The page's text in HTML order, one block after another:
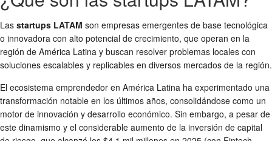
Las startups LATAM son empresas emergentes de base tecnológica
o innovadora con alto potencial de crecimiento, que operan en la
región de América Latina y buscan resolver problemas locales con
soluciones escalables y replicables en diversos mercados de la región.
El ecosistema emprendedor en América Latina ha experimentado una
transformación notable en los últimos años, consolidándose como un
motor de innovación y desarrollo económico. Sin embargo, a pesar de
este dinamismo y el considerable aumento de la inversión de capital